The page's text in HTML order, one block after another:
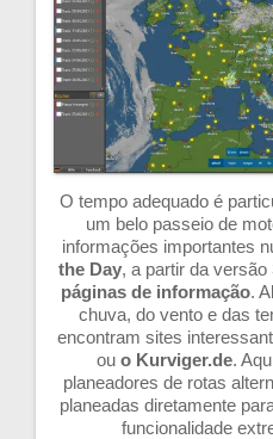
O tempo adequado é
um belo passeio de
informações importantes
the Day, a partir da
páginas de informação.
chuva, do vento e das
encontram sites
ou o Kurviger.de.
planeadores de rotas
planeadas diretamente
funcionalidade